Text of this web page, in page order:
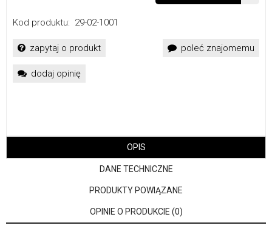
Kod produktu: 29-02-1001
zapytaj o produkt poleć znajomemu
dodaj opinię
OPIS
DANE TECHNICZNE
PRODUKTY POWIĄZANE
OPINIE O PRODUKCIE (0)